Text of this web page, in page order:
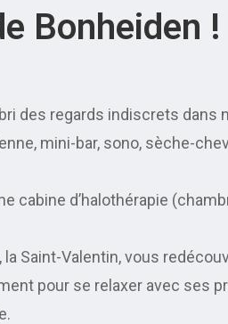
Bonheiden !
des regards indiscrets
mini-bar, sono, sèche-
d’halothérapie
Saint-Valentin, vous
pour se relaxer avec ses